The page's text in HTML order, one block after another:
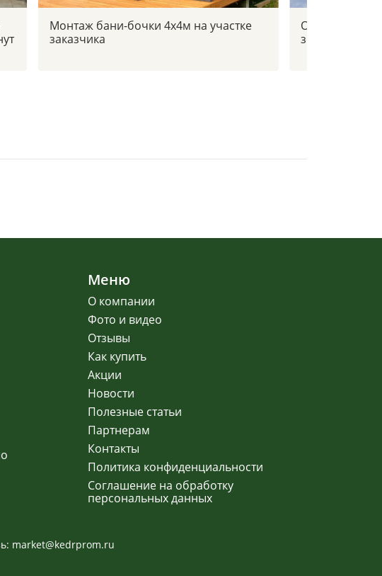
Монтаж бани-бочки 4х4м на участке
заказчика
Отзыв
зимой в -30с
Меню
О компании
Фото и видео
Отзывы
Как купить
Акции
Новости
Полезные статьи
Партнерам
Контакты
Политика конфиденциальности
Соглашение на обработку
персональных данных
market@kedrprom.ru